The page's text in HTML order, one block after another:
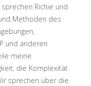
Richie und
Methoden des
und anderen
meine
die Komplexität
sprechen über die